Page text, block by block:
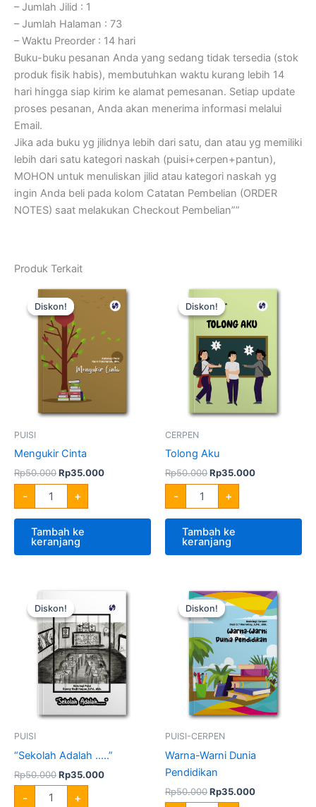
– Jumlah Jilid : 1
– Jumlah Halaman : 73
– Waktu Preorder : 14 hari
Buku-buku pesanan Anda yang sedang tidak tersedia (stok
produk fisik habis), membutuhkan waktu kurang lebih 14
hari hingga siap kirim ke alamat pemesanan. Setiap update
proses pesanan, Anda akan menerima informasi melalui
Email.
Jika ada buku yg jilidnya lebih dari satu, dan atau yg memiliki
lebih dari satu kategori naskah (puisi+cerpen+pantun),
MOHON untuk menuliskan jilid atau kategori naskah yg
ingin Anda beli pada kolom Catatan Pembelian (ORDER
NOTES) saat melakukan Checkout Pembelian””
Produk Terkait
Diskon!
Diskon!
PUISI
Mengukir Cinta
Rp50.000
Harga
aslinya
adalah:
Rp50.000.
Rp35.000
Harga
saat
ini
Rp35.000.
-
Kuantitas
Mengukir
Cinta
+
Tambah ke
keranjang
Diskon!
Diskon!
CERPEN
Tolong Aku
Rp50.000
Harga
aslinya
adalah:
Rp50.000.
Rp35.000
Harga
saat
ini
adalah:
Rp35.000.
-
Kuantitas
Tolong
Aku
+
Tambah ke
keranjang
Diskon!
Diskon!
PUISI
“Sekolah Adalah …..”
Rp50.000
aslinya
adalah:
Rp50.000.
Rp35.000
Harga
saat
ini
adalah:
Rp35.000.
-
Kuantitas
"Sekolah
Adalah
....."
+
Diskon!
Diskon!
PUISI-CERPEN
Warna-Warni Dunia
Pendidikan
Rp50.000
Harga
aslinya
adalah:
Rp50.000.
Rp35.000
Harga
saat
ini
adalah:
Rp35.000.
Kuantitas
Warna-
Warni
Dunia
Pendidikan